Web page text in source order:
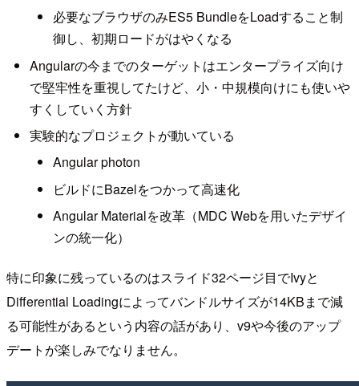
必要なブラウザのみES5 BundleをLoadすること制
御し、初期ロードがはやくなる
Angularの今までのターゲットはエンタープライズ向け
で堅牢性を重視してたけど、小・中規模向けにも使いや
すくしていく方針
実験的なプロジェクトが動いている
Angular photon
ビルドにBazelをつかって高速化
Angular Materialを改革（MDC Webを用いたデザイ
ンの統一化）
特に印象に残っているのはスライド32ページ目でIvyと
Differential Loadingによってバンドルサイズが14KBまで減
る可能性があるという内容の話があり、v9や今後のアップ
デートが楽しみでなりません。